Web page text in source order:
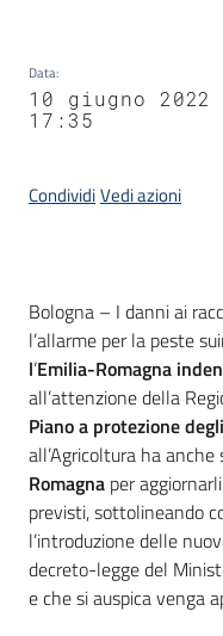
Data:
10 giugno 2022
17:35
CondividiVedi azioni
Contenuto
Bologna – I danni ai
l’allarme per la peste
l’Emilia-Romagna
all’attenzione della
Piano a protezione
all’Agricoltura ha
Romagna per
previsti, sottolineando
l’introduzione delle
decreto-legge del
e che si auspica venga